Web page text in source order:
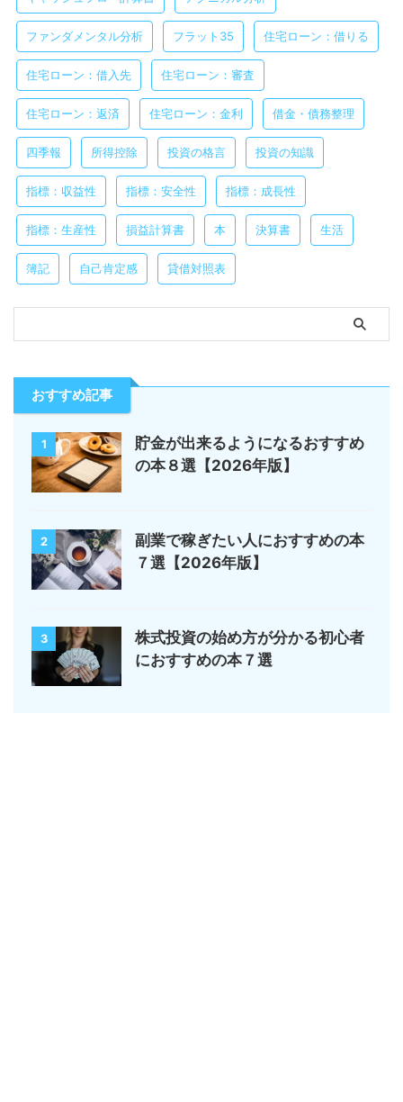
ファンダメンタル分析 フラット35 住宅ローン：借りる
住宅ローン：借入先 住宅ローン：審査
住宅ローン：返済 住宅ローン：金利 借金・債務整理
四季報 所得控除 投資の格言 投資の知識
指標：収益性 指標：安全性 指標：成長性
指標：生産性 損益計算書 本 決算書 生活
簿記 自己肯定感 貸借対照表
おすすめ記事
1
貯金が出来るようになるおすすめ
の本８選【2026年版】
2
副業で稼ぎたい人におすすめの本
７選【2026年版】
3
株式投資の始め方が分かる初心者
におすすめの本７選